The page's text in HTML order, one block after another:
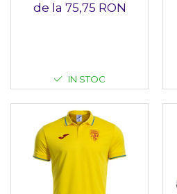
de la 75,75 RON
IN STOC